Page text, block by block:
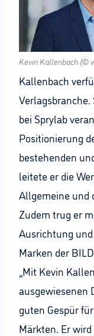
Kevin Kallenbach (©
Kallenbach
Verlagsbranche.
bei Sprylab
Positionierung
bestehenden
leitete er die
Allgemeine und
Zudem trug er
Ausrichtung
Marken der
„Mit Kevin
ausgewiesenen
guten Gespür
Märkten. Er